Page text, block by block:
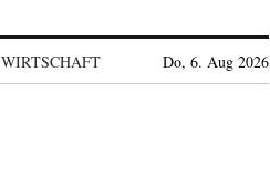
WIRTSCHAFT Do, 6. Aug 2026